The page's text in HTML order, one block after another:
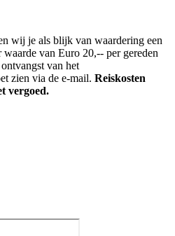
wij je als blijk van waardering een
van Euro 20,-- per gereden
van het
zien via de e-mail. Reiskosten
vergoed.